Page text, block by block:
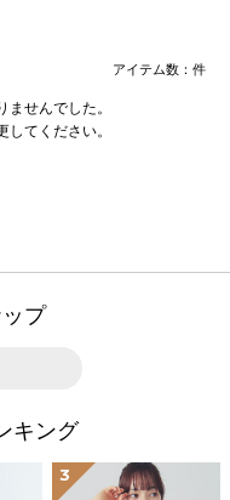
アイテム数： 件
せんでした。
てください。
プ
キング
3